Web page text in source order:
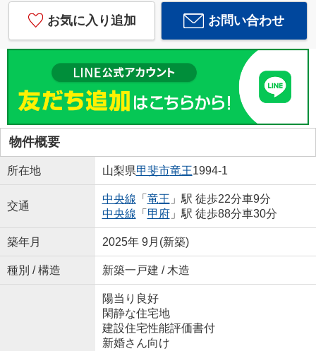
お気に入り追加 お問い合わせ
物件概要
所在地 山梨県甲斐市竜王1994-1
交通
中央線 「 竜王 」駅 徒歩22分車9分
中央線 「 甲府」駅 徒歩88分車30分
築年月 2025年 9月(新築)
種別 / 構造 新築一戸建 / 木造
陽当り良好
閑静な住宅地
建設住宅性能評価書付
新婚さん向け